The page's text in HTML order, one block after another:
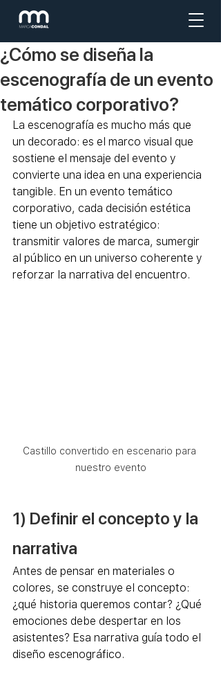
¿Cómo se diseña la
escenografía de un evento
temático corporativo?
La escenografía es mucho más que
un decorado: es el marco visual que
sostiene el mensaje del evento y
convierte una idea en una experiencia
tangible. En un evento temático
corporativo, cada decisión estética
tiene un objetivo estratégico:
transmitir valores de marca, sumergir
al público en un universo coherente y
reforzar la narrativa del encuentro.
Castillo convertido en escenario para
nuestro evento
1) Definir el concepto y la
narrativa
Antes de pensar en materiales o
colores, se construye el concepto:
¿qué historia queremos contar? ¿Qué
emociones debe despertar en los
asistentes? Esa narrativa guía todo el
diseño escenográfico.